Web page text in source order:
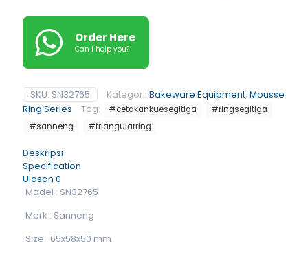
Order Here
Can I help you?
SKU: SN32765 Kategori: Bakeware Equipment, Mousse
Ring Series
Tag: #cetakankuesegitiga
#ringsegitiga
#sanneng
#triangularring
Deskripsi
Specification
Ulasan 0
Model : SN32765
Merk : Sanneng
Size : 65x58x50 mm